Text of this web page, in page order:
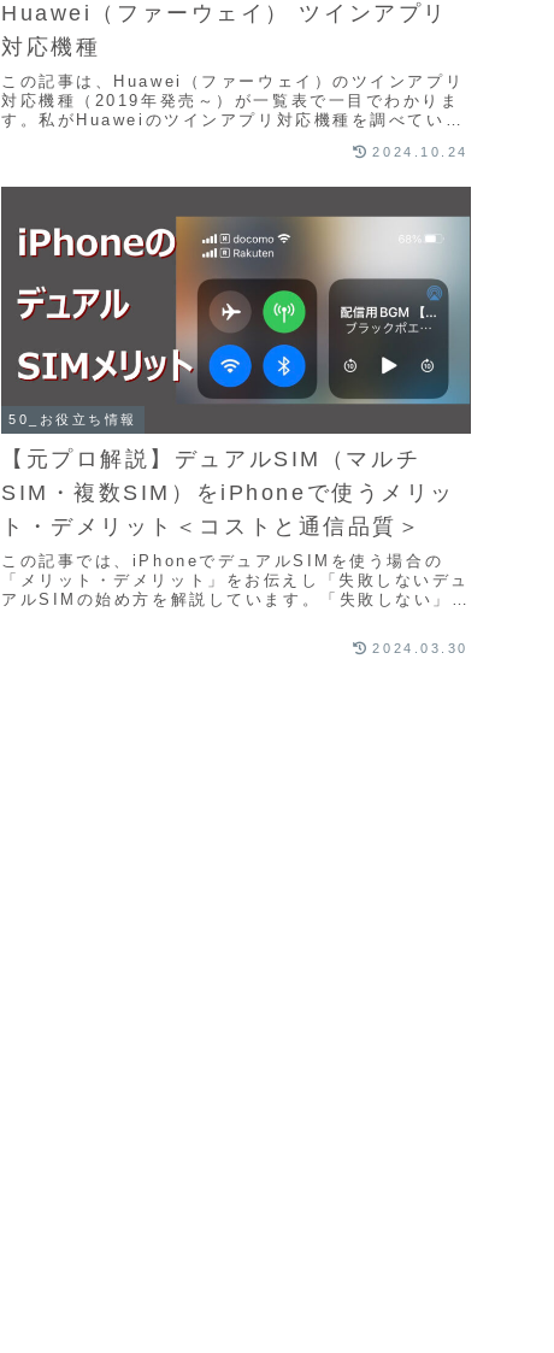
Huawei（ファーウェイ） ツインアプリ
対応機種
この記事は、Huawei（ファーウェイ）のツインアプリ
対応機種（2019年発売～）が一覧表で一目でわかりま
す。私がHuaweiのツインアプリ対応機種を調べていた
2024.10.24
50_お役立ち情報
【元プロ解説】デュアルSIM（マルチ
SIM・複数SIM）をiPhoneで使うメリッ
ト・デメリット＜コストと通信品質＞
この記事では、iPhoneでデュアルSIMを使う場合の
「メリット・デメリット」をお伝えし「失敗しないデュ
アルSIMの始め方を解説しています。「失敗しない」の
2024.03.30